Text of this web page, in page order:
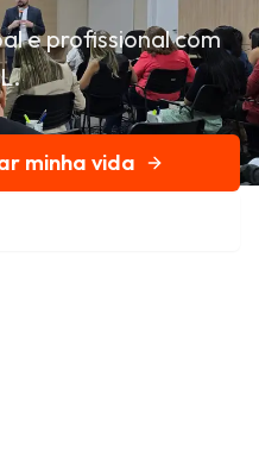
e profissional com
minha vida